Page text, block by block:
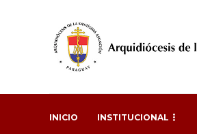
INICIO INSTITUCIONAL